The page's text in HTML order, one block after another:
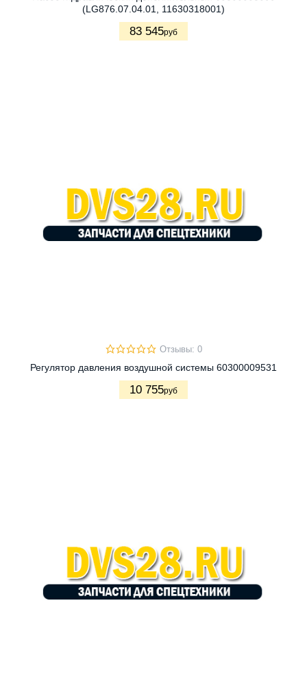
(LG876.07.04.01, 11630318001)
83 545руб
Отзывы: 0
Регулятор давления воздушной системы 60300009531
10 755руб